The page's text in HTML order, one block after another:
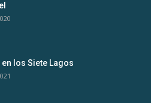
los Siete Lagos